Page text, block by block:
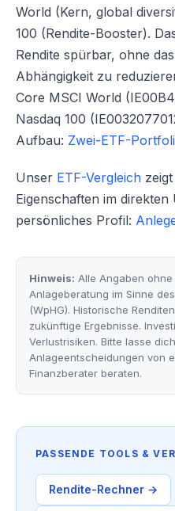
World (Kern, global
100 (Rendite-Booster).
Rendite spürbar, ohne
Abhängigkeit zu
Core MSCI World
Nasdaq 100
Aufbau: Zwei-ETF-
Unser ETF-Vergleich
Eigenschaften im
persönliches Profil:
Hinweis: Alle Angaben
Anlageberatung im Sinne
(WpHG). Historische
zukünftige Ergebnisse.
Verlustrisiken. Bitte lasse
Anlageentscheidungen von
Finanzberater beraten.
PASSENDE TOOLS &
Rendite-Rechner →